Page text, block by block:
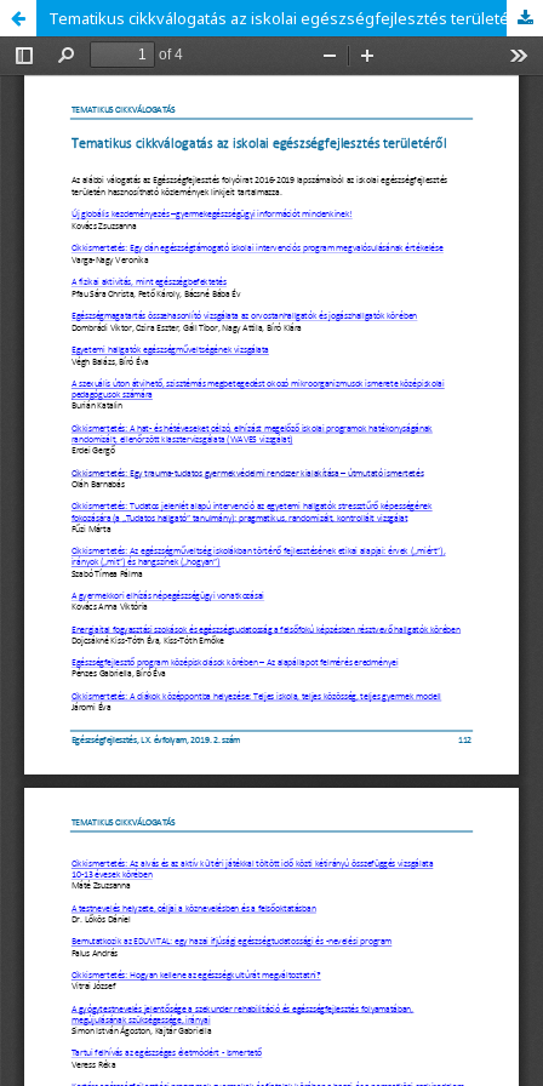
Tematikus cikkválogatás az iskolai egészségfejlesztés területéről